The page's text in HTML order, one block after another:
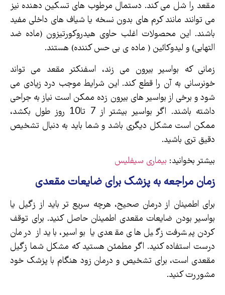
مقعد را شل می کند. دستمال مرطوب های تسکین دهنده نیز
می توانند مانند کرم های بدون نسخه یا شیاف های داخلی مفید
باشند. این محصولات اغلب حاوی هیدروکورتیزون (ماده ضد
التهابی) و لیدوکائین ( ماده ی بی حس کننده) هستند.
زمانی که بواسیر بیرون می زند، اسفنکتر مقعد می تواند
خونرسانی به آن را قطع کند. این شرایط موجب درد زیادی می
شود و برخی از بواسیر های بیرون زده ممکن است نیاز به جراحی
داشته باشند. اگر بواسیر بیشتر از 7 تا10 روز طول بکشد،
ممکن است مشکل دیگری باشد و شما باید به دنبال تشخیص
دقیق تری باشید.
بیشتر بخوانید: بیماری سیفلیس
زمان مراجعه به پزشک برای ضایعات مقعدی
برای اطمینان از درمان صحیح، هرچه سریع تر باید از زگیل یا
بواسیر بودن ضایعات مقعدی اطمینان حاصل کنید. برای توقف
کردن پیشرفت زگیل های مقعدی یا بواسیر، باید از درمان
درست استفاده کنید. اگر مطمئن هستید که مشکل شما زگیل
مقعدی است، برای تشخیص و درمان زود هنگام با پزشک خود
مشوررت کنید.